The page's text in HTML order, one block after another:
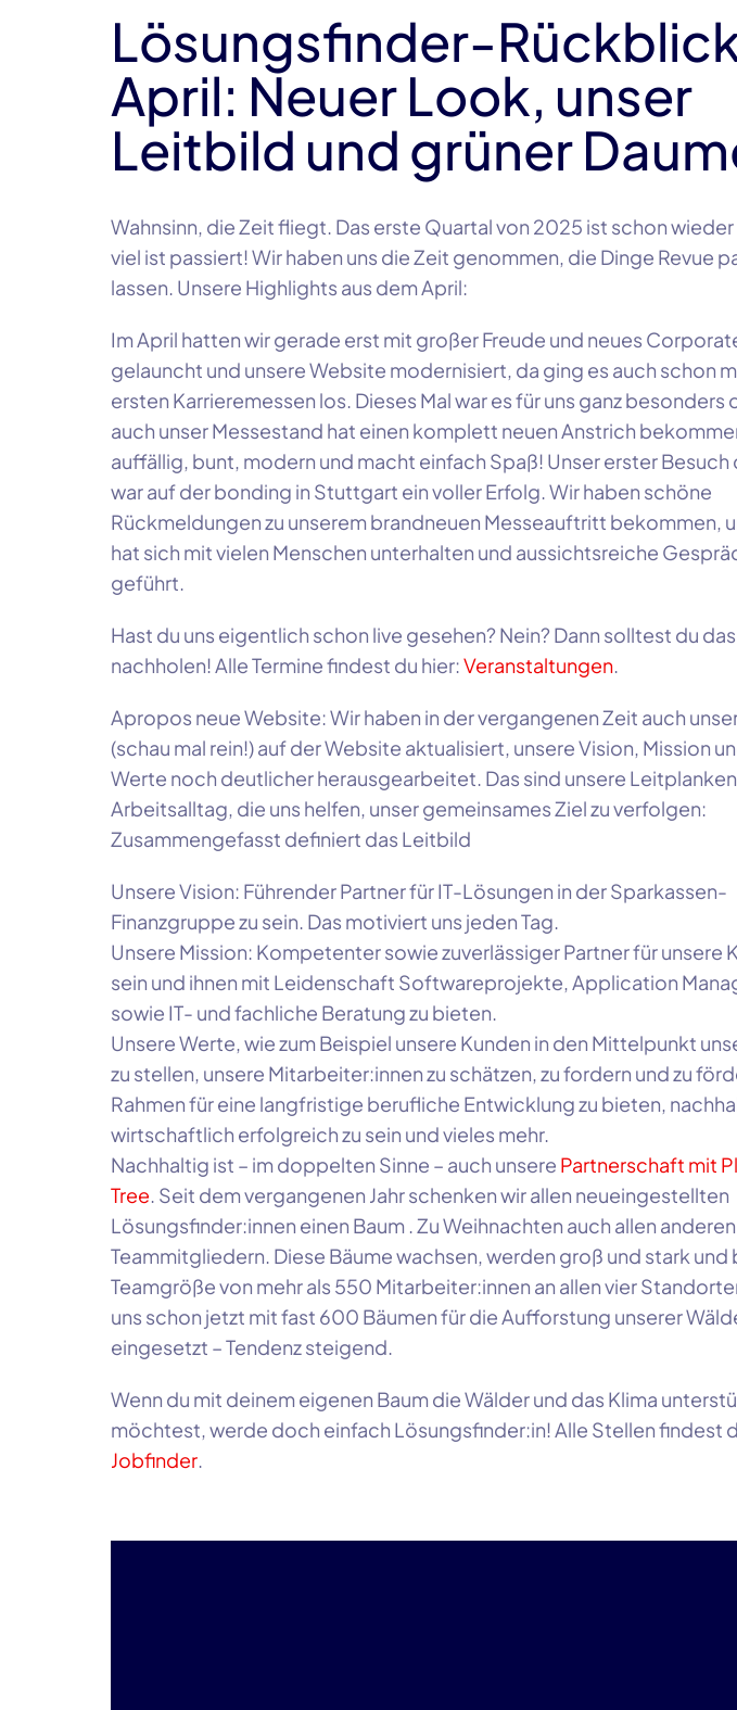
Lösungsfinder-
April: Neuer Look, unser
Leitbild und grüner
Wahnsinn, die Zeit fliegt. Das erste Quartal von 2025 ist schon wieder
viel ist passiert! Wir haben uns die Zeit genommen, die Dinge Revue
lassen. Unsere Highlights aus dem April:
Im April hatten wir gerade erst mit großer Freude und neues
gelauncht und unsere Website modernisiert, da ging es auch schon
ersten Karrieremessen los. Dieses Mal war es für uns ganz besonders
auch unser Messestand hat einen komplett neuen Anstrich
auffällig, bunt, modern und macht einfach Spaß! Unser erster Besuch
war auf der bonding in Stuttgart ein voller Erfolg. Wir haben schöne
Rückmeldungen zu unserem brandneuen Messeauftritt bekommen,
hat sich mit vielen Menschen unterhalten und aussichtsreiche
geführt.
Hast du uns eigentlich schon live gesehen? Nein? Dann solltest du
nachholen! Alle Termine findest du hier:Veranstaltungen.
Apropos neue Website: Wir haben in der vergangenen Zeit auch
(schau mal rein!) auf der Website aktualisiert, unsere Vision, Mission
Werte noch deutlicher herausgearbeitet. Das sind unsere
Arbeitsalltag, die uns helfen, unser gemeinsames Ziel zu verfolgen:
Zusammengefasst definiert das Leitbild
Unsere Vision: Führender Partner für IT-Lösungen in der Sparkassen-
Finanzgruppe zu sein. Das motiviert uns jeden Tag.
Unsere Mission: Kompetenter sowie zuverlässiger Partner für unsere
sein und ihnen mit Leidenschaft Softwareprojekte, Application
sowie IT- und fachliche Beratung zu bieten.
Unsere Werte, wie zum Beispiel unsere Kunden in den Mittelpunkt
zu stellen, unsere Mitarbeiter:innen zu schätzen, zu fordern und zu
Rahmen für eine langfristige berufliche Entwicklung zu bieten,
wirtschaftlich erfolgreich zu sein und vieles mehr.
Nachhaltig ist – im doppelten Sinne – auch unsere Partnerschaft mit
Tree. Seit dem vergangenen Jahr schenken wir allen neueingestellten
Lösungsfinder:innen einen Baum . Zu Weihnachten auch allen anderen
Teammitgliedern. Diese Bäume wachsen, werden groß und stark und
Teamgröße von mehr als 550 Mitarbeiter:innen an allen vier
uns schon jetzt mit fast 600 Bäumen für die Aufforstung unserer
eingesetzt – Tendenz steigend.
Wenn du mit deinem eigenen Baum die Wälder und das Klima
möchtest, werde doch einfach Lösungsfinder:in! Alle Stellen findest
Jobfinder.